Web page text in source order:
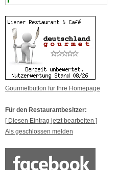
Gourmetbutton für Ihre Homepage
Für den Restaurantbesitzer:
[ Diesen Eintrag jetzt bearbeiten ]
Als geschlossen melden